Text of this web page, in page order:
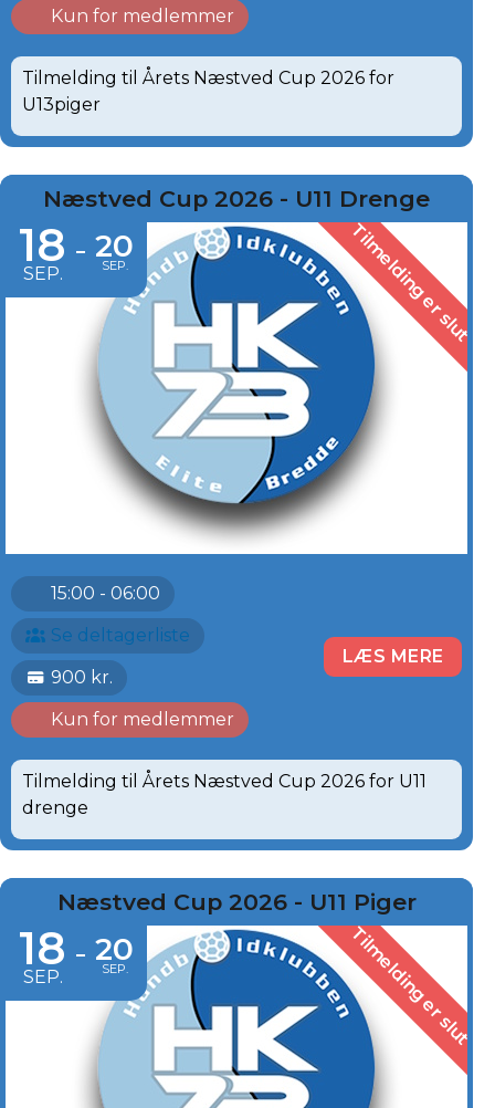
Kun for medlemmer
Tilmelding til Årets Næstved Cup 2026 for
U13piger
Næstved Cup 2026 - U11 Drenge
18
SEP.
- 20
SEP. Tilmelding er slut
15:00 - 06:00
Se deltagerliste
900 kr.
Kun for medlemmer
LÆS MERE
Tilmelding til Årets Næstved Cup 2026 for U11
drenge
Næstved Cup 2026 - U11 Piger
18
SEP.
- 20
SEP. Tilmelding er slut